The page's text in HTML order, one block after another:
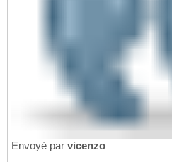
Envoyé par vicenzo